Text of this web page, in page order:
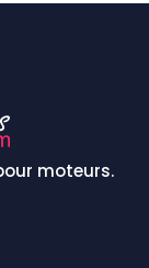
moteurs.